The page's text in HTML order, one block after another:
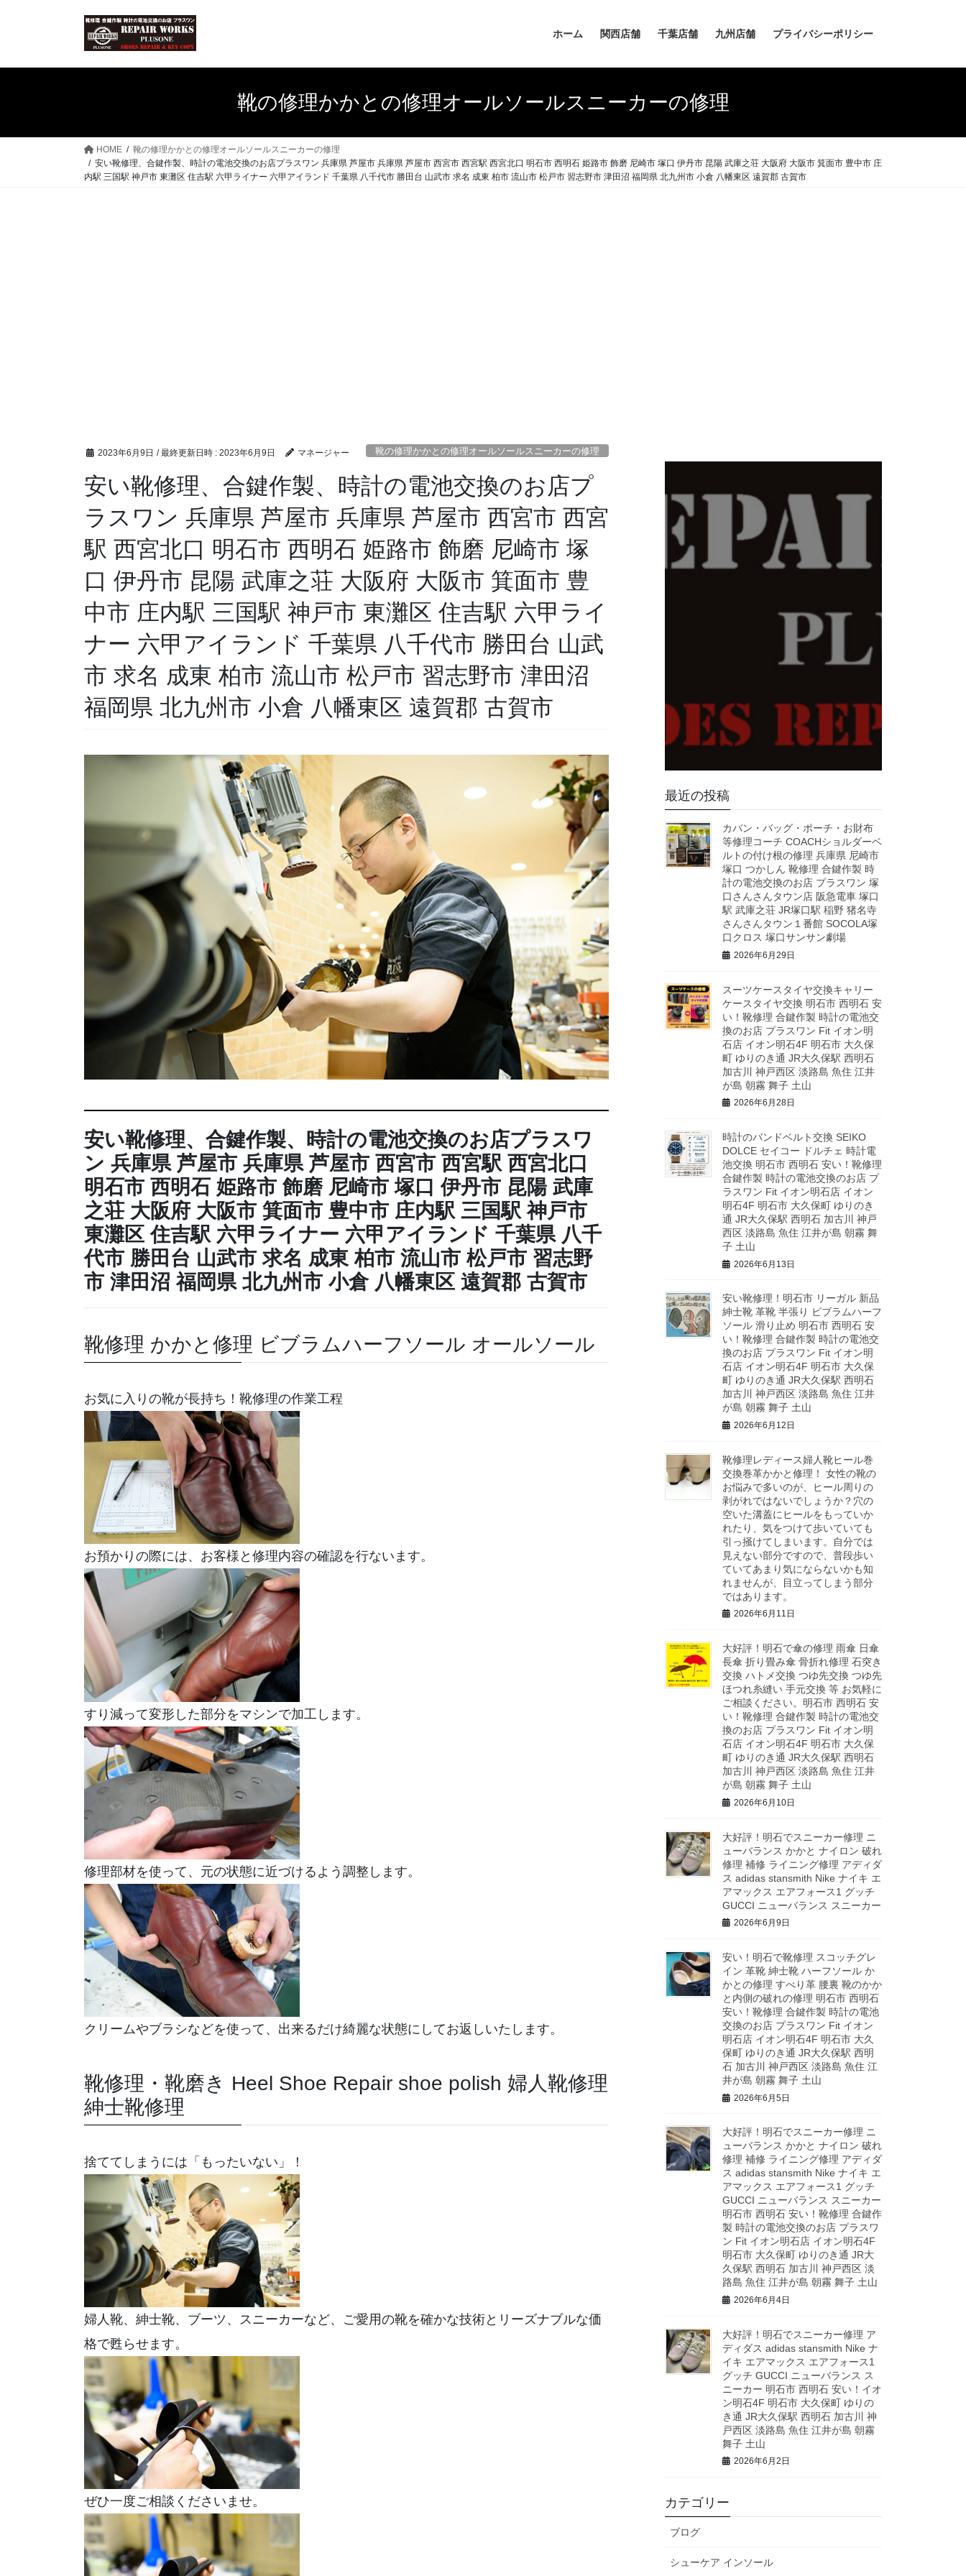
ホーム 関西店舗 千葉店舗 九州店舗 プライバシーポリシー
靴の修理かかとの修理オールソールスニーカーの修理
HOME
靴の修理かかとの修理オールソールスニーカーの修理
安い靴修理、合鍵作製、時計の電池交換のお店プラスワン 兵庫県 芦屋市 兵庫県 芦屋市 西宮市 西宮駅 西宮北口 明石市 西明石 姫路市 飾磨 尼崎市 塚口 伊丹市 昆陽 武庫之荘 大阪府 大阪市 箕面市 豊中市 庄
内駅 三国駅 神戸市 東灘区 住吉駅 六甲ライナー 六甲アイランド 千葉県 八千代市 勝田台 山武市 求名 成東 柏市 流山市 松戸市 習志野市 津田沼 福岡県 北九州市 小倉 八幡東区 遠賀郡 古賀市
2023年6月9日 / 最終更新日時 : 2023年6月9日 マネージャー 靴の修理かかとの修理オールソールスニーカーの修理
安い靴修理、合鍵作製、時計の電池交換のお店プ
ラスワン 兵庫県 芦屋市 兵庫県 芦屋市 西宮市 西宮
駅 西宮北口 明石市 西明石 姫路市 飾磨 尼崎市 塚
口 伊丹市 昆陽 武庫之荘 大阪府 大阪市 箕面市 豊
中市 庄内駅 三国駅 神戸市 東灘区 住吉駅 六甲ライ
ナー 六甲アイランド 千葉県 八千代市 勝田台 山武
市 求名 成東 柏市 流山市 松戸市 習志野市 津田沼
福岡県 北九州市 小倉 八幡東区 遠賀郡 古賀市
安い靴修理、合鍵作製、時計の電池交換のお店プラスワ
ン 兵庫県 芦屋市 兵庫県 芦屋市 西宮市 西宮駅 西宮北口
明石市 西明石 姫路市 飾磨 尼崎市 塚口 伊丹市 昆陽 武庫
之荘 大阪府 大阪市 箕面市 豊中市 庄内駅 三国駅 神戸市
東灘区 住吉駅 六甲ライナー 六甲アイランド 千葉県 八千
代市 勝田台 山武市 求名 成東 柏市 流山市 松戸市 習志野
市 津田沼 福岡県 北九州市 小倉 八幡東区 遠賀郡 古賀市
靴修理 かかと修理 ビブラムハーフソール オールソール
お気に入りの靴が長持ち！靴修理の作業工程
お預かりの際には、お客様と修理内容の確認を行ないます。
すり減って変形した部分をマシンで加工します。
修理部材を使って、元の状態に近づけるよう調整します。
クリームやブラシなどを使って、出来るだけ綺麗な状態にしてお返しいたします。
靴修理・靴磨き Heel Shoe Repair shoe polish 婦人靴修理
紳士靴修理
捨ててしまうには「もったいない」！
婦人靴、紳士靴、ブーツ、スニーカーなど、ご愛用の靴を確かな技術とリーズナブルな価
格で甦らせます。
ぜひ一度ご相談くださいませ。
最近の投稿
カバン・バッグ・ポーチ・お財布
等修理コーチ COACHショルダーベ
ルトの付け根の修理 兵庫県 尼崎市
塚口 つかしん 靴修理 合鍵作製 時
計の電池交換のお店 プラスワン 塚
口さんさんタウン店 阪急電車 塚口
駅 武庫之荘 JR塚口駅 稲野 猪名寺
さんさんタウン１番館 SOCOLA塚
口クロス 塚口サンサン劇場
2026年6月29日
スーツケースタイヤ交換キャリー
ケースタイヤ交換 明石市 西明石 安
い！靴修理 合鍵作製 時計の電池交
換のお店 プラスワン Fit イオン明
石店 イオン明石4F 明石市 大久保
町 ゆりのき通 JR大久保駅 西明石
加古川 神戸西区 淡路島 魚住 江井
が島 朝霧 舞子 土山
2026年6月28日
時計のバンドベルト交換 SEIKO
DOLCE セイコー ドルチェ 時計電
池交換 明石市 西明石 安い！靴修理
合鍵作製 時計の電池交換のお店 プ
ラスワン Fit イオン明石店 イオン
明石4F 明石市 大久保町 ゆりのき
通 JR大久保駅 西明石 加古川 神戸
西区 淡路島 魚住 江井が島 朝霧 舞
子 土山
2026年6月13日
安い靴修理！明石市 リーガル 新品
紳士靴 革靴 半張り ビブラムハーフ
ソール 滑り止め 明石市 西明石 安
い！靴修理 合鍵作製 時計の電池交
換のお店 プラスワン Fit イオン明
石店 イオン明石4F 明石市 大久保
町 ゆりのき通 JR大久保駅 西明石
加古川 神戸西区 淡路島 魚住 江井
が島 朝霧 舞子 土山
2026年6月12日
靴修理レディース婦人靴ヒール巻
交換巻革かかと修理！ 女性の靴の
お悩みで多いのが、ヒール周りの
剥がれではないでしょうか？穴の
空いた溝蓋にヒールをもっていか
れたり、気をつけて歩いていても
引っ掻けてしまいます。自分では
見えない部分ですので、普段歩い
ていてあまり気にならないかも知
れませんが、目立ってしまう部分
ではあります。
2026年6月11日
大好評！明石で傘の修理 雨傘 日傘
長傘 折り畳み傘 骨折れ修理 石突き
交換 ハトメ交換 つゆ先交換 つゆ先
ほつれ糸縫い 手元交換 等 お気軽に
ご相談ください。明石市 西明石 安
い！靴修理 合鍵作製 時計の電池交
換のお店 プラスワン Fit イオン明
石店 イオン明石4F 明石市 大久保
町 ゆりのき通 JR大久保駅 西明石
加古川 神戸西区 淡路島 魚住 江井
が島 朝霧 舞子 土山
2026年6月10日
大好評！明石でスニーカー修理 ニ
ューバランス かかと ナイロン 破れ
修理 補修 ライニング修理 アディダ
ス adidas stansmith Nike ナイキ エ
アマックス エアフォース1 グッチ
GUCCI ニューバランス スニーカー
2026年6月9日
安い！明石で靴修理 スコッチグレ
イン 革靴 紳士靴 ハーフソール か
かとの修理 すべり革 腰裏 靴のかか
と内側の破れの修理 明石市 西明石
安い！靴修理 合鍵作製 時計の電池
交換のお店 プラスワン Fit イオン
明石店 イオン明石4F 明石市 大久
保町 ゆりのき通 JR大久保駅 西明
石 加古川 神戸西区 淡路島 魚住 江
井が島 朝霧 舞子 土山
2026年6月5日
大好評！明石でスニーカー修理 ニ
ューバランス かかと ナイロン 破れ
修理 補修 ライニング修理 アディダ
ス adidas stansmith Nike ナイキ エ
アマックス エアフォース1 グッチ
GUCCI ニューバランス スニーカー
明石市 西明石 安い！靴修理 合鍵作
製 時計の電池交換のお店 プラスワ
ン Fit イオン明石店 イオン明石4F
明石市 大久保町 ゆりのき通 JR大
久保駅 西明石 加古川 神戸西区 淡
路島 魚住 江井が島 朝霧 舞子 土山
2026年6月4日
大好評！明石でスニーカー修理 ア
ディダス adidas stansmith Nike ナ
イキ エアマックス エアフォース1
グッチ GUCCI ニューバランス ス
ニーカー 明石市 西明石 安い！イオ
ン明石4F 明石市 大久保町 ゆりの
き通 JR大久保駅 西明石 加古川 神
戸西区 淡路島 魚住 江井が島 朝霧
舞子 土山
2026年6月2日
カテゴリー
ブログ
シューケア インソール